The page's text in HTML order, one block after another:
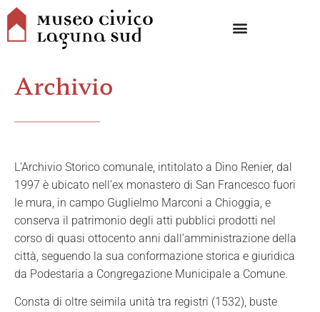
Archivio
L’Archivio Storico comunale, intitolato a Dino Renier, dal
1997 è ubicato nell’ex monastero di San Francesco fuori
le mura, in campo Guglielmo Marconi a Chioggia, e
conserva il patrimonio degli atti pubblici prodotti nel
corso di quasi ottocento anni dall’amministrazione della
città, seguendo la sua conformazione storica e giuridica
da Podestaria a Congregazione Municipale a Comune.
Consta di oltre seimila unità tra registri (1532), buste